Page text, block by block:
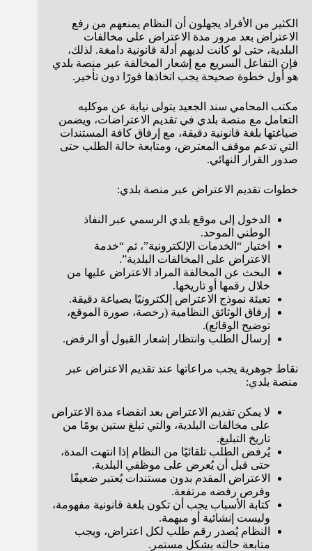
الكثير من الأفراد يجهلون أن النظام يمنعهم من رفع
الاعتراض بعد مرور مدة الاعتراض على مخالفات
البلدية، حتى لو كانت لديهم أدلة قانونية دامغة. لذلك،
فإن التفاعل السريع مع إشعار المخالفة عبر منصة بلدي
هو أول خطوة صحيحة يجب اتخاذها فورًا دون تأخير.
مكتب المحامي سند الجعيد يتولى نيابة عن موكليه
التعامل مع منصة بلدي في تقديم الاعتراضات، ويضمن
صياغتها بلغة قانونية دقيقة، مع إرفاق كافة المستندات
التي تدعم موقف المعترض، ومتابعة حالة الطلب حتى
صدور القرار النهائي.
خطوات تقديم الاعتراض عبر منصة بلدي:
الدخول إلى موقع بلدي الرسمي عبر النفاذ
الوطني الموحد.
اختيار “الخدمات الإلكترونية”، ثم “خدمة
الاعتراض على المخالفات البلدية”.
البحث عن المخالفة المراد الاعتراض عليها من
خلال رقمها أو تاريخها.
تعبئة نموذج الاعتراض إلكترونيًا بصياغة دقيقة.
إرفاق الوثائق النظامية (رخصة، صورة الموقع،
توضيح الوقائع).
إرسال الطلب وانتظار إشعار القبول أو الرفض.
نقاط جوهرية يجب مراعاتها عند تقديم الاعتراض عبر
منصة بلدي:
لا يمكن تقديم الاعتراض بعد انقضاء مدة الاعتراض
على مخالفات البلدية، والتي تبلغ ستين يومًا من
تاريخ التبليغ.
يُرفض الطلب تلقائيًا من النظام إذا انتهت المدة،
حتى قبل أن يُعرض على موظفي البلدية.
الاعتراض المقدم بدون مستندات يُعتبر ضعيفًا
وفرص رفضه مرتفعة.
كتابة الأسباب يجب أن تكون بلغة قانونية مفهومة،
وليست إنشائية أو مبهمة.
النظام يُصدر رقم طلب لكل اعتراض، ويجب
متابعة حالته بشكل مستمر.